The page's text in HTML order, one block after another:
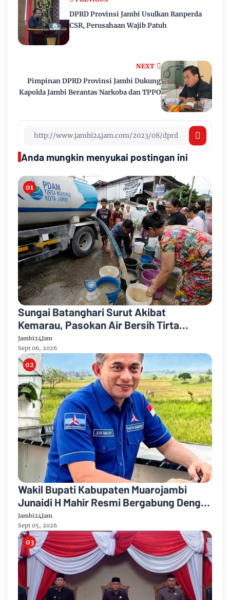
NEXT
Pimpinan DPRD Provinsi Jambi Dukung
Kapolda Jambi Berantas Narkoba dan TPPO
DPRD Provinsi Jambi Usulkan Ranperda
CSR, Perusahaan Wajib Patuh
Anda mungkin menyukai postingan ini
Sungai Batanghari Surut Akibat
Kemarau, Pasokan Air Bersih Tirta
Mayang Jambi Keruh
Jambi24Jam
Sept 06, 2026
Wakil Bupati Kabupaten Muarojambi
Junaidi H Mahir Resmi Bergabung Dengan
Partai Demikrat
Jambi24Jam
Sept 05, 2026